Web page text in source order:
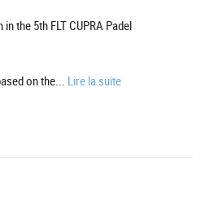
the 5th FLT CUPRA Padel
on the... Lire la suite